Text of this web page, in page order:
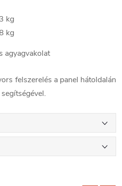
kg
kg
agyagvakolat
felszerelés a panel hátoldalán